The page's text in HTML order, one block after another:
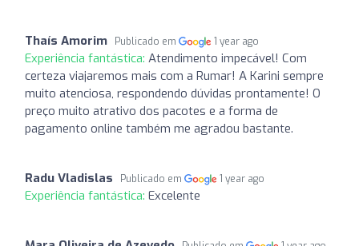
Thaís Amorim Publicado em 1 year ago
Experiência fantástica: Atendimento impecável! Com
certeza viajaremos mais com a Rumar! A Karini sempre
muito atenciosa, respondendo dúvidas prontamente! O
preço muito atrativo dos pacotes e a forma de
pagamento online também me agradou bastante.
Radu Vladislas Publicado em 1 year ago
Experiência fantástica: Excelente